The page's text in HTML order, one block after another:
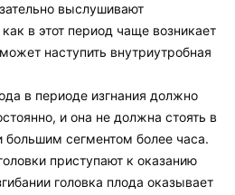
выслушивают
в этот период чаще возникает
наступить внутриутробная
в периоде изгнания должно
и она не должна стоять в
большим сегментом более часа.
приступают к оказанию
головка плода оказывает